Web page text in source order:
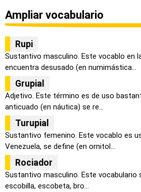
Ampliar vocabulario
Rupi
Sustantivo masculino. Este vocablo en
encuentra desusado (en numimástica...
Grupial
Adjetivo. Este término es de uso
anticuado (en náutica) se re...
Turupial
Sustantivo femenino. Este vocablo es
Venezuela, se define (en ornitol...
Rociador
Sustantivo masculino. Este vocabulario
escobilla, escobeta, bro...